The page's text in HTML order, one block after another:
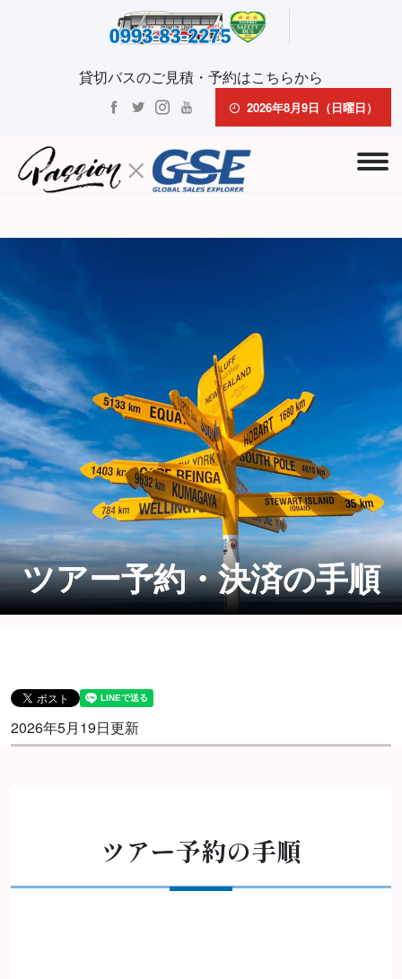
貸切バスのご見積・予約はこちらから
2026年8月9日（日曜日）
ツアー予約・決済の手順
2026年5月19日更新
ツアー予約の手順